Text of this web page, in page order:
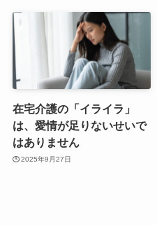
在宅介護の「イライラ」
は、愛情が足りないせいで
はありません
2025年9月27日